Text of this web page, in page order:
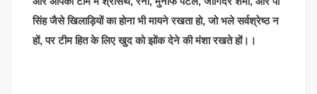
सिंह जैसे खिलाड़ियों का होना भी मायने रखता हो, जो भले सर्वश्रेष्ठ न
हों, पर टीम हित के लिए खुद को झोंक देने की मंशा रखते हों।।